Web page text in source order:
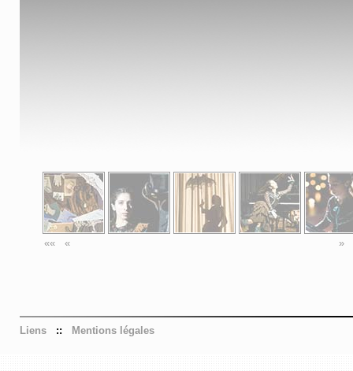
«« « »
Liens :: Mentions légales